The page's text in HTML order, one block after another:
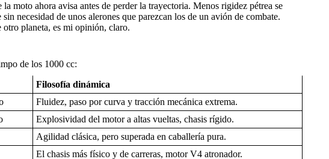
la moto ahora avisa antes de perder la trayectoria. Menos rigidez pétrea se
necesidad de unos alerones que parezcan los de un avión de combate.
otro planeta, es mi opinión, claro.
de los 1000 cc:
Filosofía dinámica
Fluidez, paso por curva y tracción mecánica extrema.
Explosividad del motor a altas vueltas, chasis rígido.
Agilidad clásica, pero superada en caballería pura.
El chasis más físico y de carreras, motor V4 atronador.